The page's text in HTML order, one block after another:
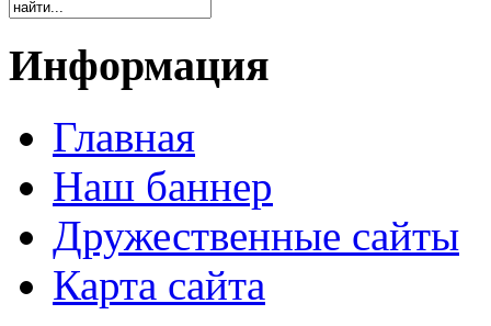
Информация
Главная
Наш баннер
Дружественные сайты
Карта сайта